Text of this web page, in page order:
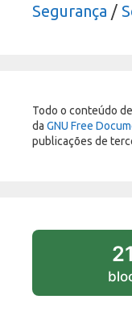
Segurança /
Todo o conteúdo
da GNU Free
publicações de